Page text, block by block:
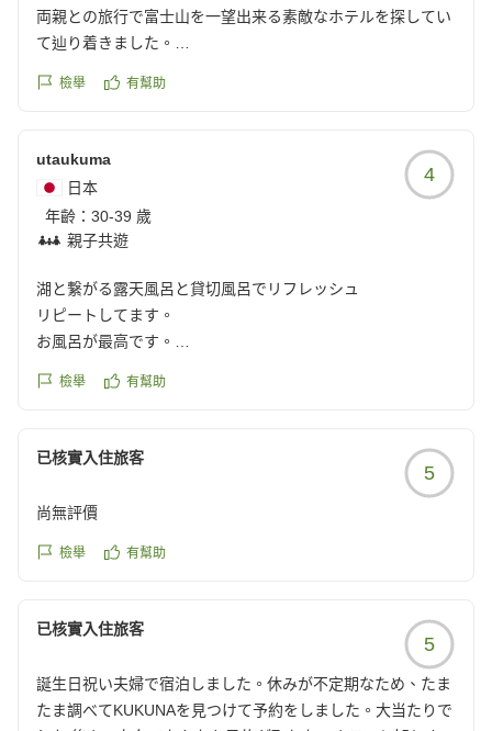
両親との旅行で富士山を一望出来る素敵なホテルを探してい
て辿り着きました。
通り素晴らしいホテルで帰りたくなくなる程でした 笑
暑い一日で富士山には雲がかかりカスっていて全貌が見えず
諦めていましたが、宿泊した翌朝には嘘のようにスッキリと
して富士山を目の前で綺麗な姿で観れ感度もの。運良く、湖
面に映る逆さ富士まで観れました!
また、夕飯の1日5食限定の鉄板焼きが最高過ぎました。シェ
フのお話しも楽しく、大変美味しく見た目にも美しいお食事
に大満足です。
がら頂けるので何を食べても満足度はあります 笑
います!本当に有難うございました。
他の画像やクチコミの詳細はこちらから
檢舉 有幫助
utaukuma
日本
年齡： 30-39 歲
親子共遊
4
湖と繋がる露天風呂と貸切風呂でリフレッシュ
リピートしてます。
お風呂が最高です。
貸切風呂も毎回入っていますが、小さいビールも置いてあ
子どもなしで久しぶりの夫婦水入らずで、とってもリフレッ
クチコミの詳細はこちらから
https://review.travel.rakuten.co.jp/hotel/voice/29755?
檢舉 有幫助
已核實入住旅客
5
尚無評價
檢舉 有幫助
已核實入住旅客
5
誕生日祝い夫婦で宿泊しました。休みが不定期なため、たま
たま調べてKUKUNAを見つけて予約をしました。大当たりで